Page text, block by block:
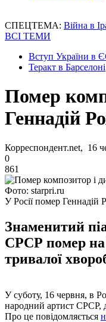
СПЕЦТЕМА: Війна в
ВСІ ТЕМИ
Вступ України в
Теракт в Барселоні
Помер
Геннадій
Корреспондент.net, 16
0
861
Фото: starpri.ru
У Росії помер Геннадій
Знаменитий
СРСР помер на
тривалої
У суботу, 16 червня, в
народний артист СРСР,
Про це повідомляється